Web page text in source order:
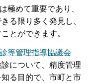
極めて重要であり、
る限り多く発見し、
とができます。
等管理指導協議会
について、精度管理
る目的で、市町と市